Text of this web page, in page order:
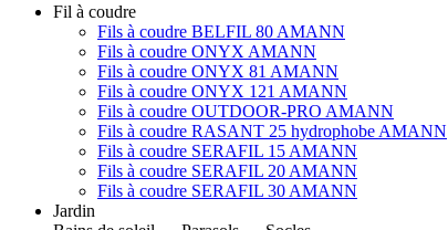
Fil à coudre
Fils à coudre BELFIL 80 AMANN
Fils à coudre ONYX AMANN
Fils à coudre ONYX 81 AMANN
Fils à coudre ONYX 121 AMANN
Fils à coudre OUTDOOR-PRO AMANN
Fils à coudre RASANT 25 hydrophobe AMANN
Fils à coudre SERAFIL 15 AMANN
Fils à coudre SERAFIL 20 AMANN
Fils à coudre SERAFIL 30 AMANN
Jardin